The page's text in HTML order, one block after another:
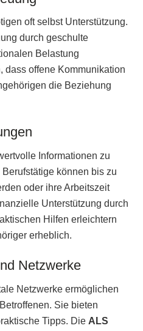
oft selbst Unterstützung.
durch geschulte
Belastung
dass offene Kommunikation
die Beziehung
Informationen zu
können bis zu
oder ihre Arbeitszeit
Unterstützung durch
Hilfen erleichtern
erheblich.
Netzwerke
Netzwerke ermöglichen
Sie bieten
Tipps. Die ALS